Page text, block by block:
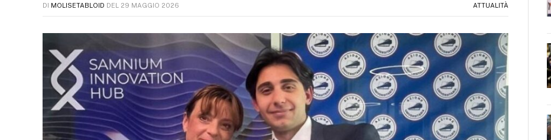
DI MOLISETABLOID DEL 29 MAGGIO 2026 ATTUALITÀ